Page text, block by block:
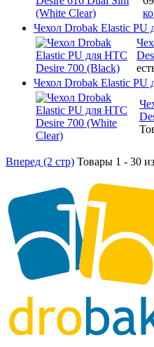
Чехол Drobak Elastic PU
Чехол Drobak Elastic PU
Вперед (2 стр) Товары 1 - 30